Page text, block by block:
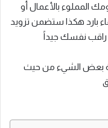
يومك المملوء بالأعمال أو
بارد هكذا ستضمن تزويد
راقب نفسك جيداً
بعض الشيء من حيث